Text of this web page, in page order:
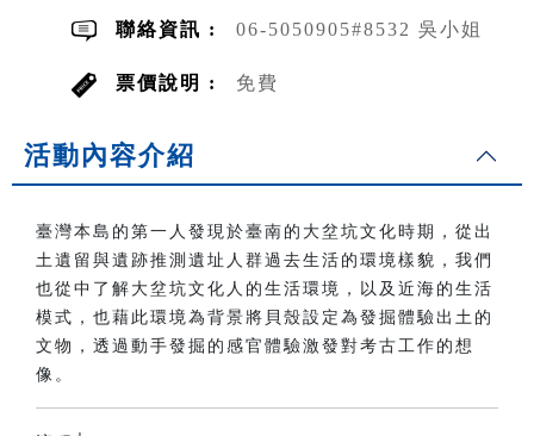
聯絡資訊 : 06-5050905#8532 吳小姐
票價說明 : 免費
活動內容介紹
臺灣本島的第一人發現於臺南的大坌坑文化時期，從出
土遺留與遺跡推測遺址人群過去生活的環境樣貌，我們
也從中了解大坌坑文化人的生活環境，以及近海的生活
模式，也藉此環境為背景將貝殼設定為發掘體驗出土的
文物，透過動手發掘的感官體驗激發對考古工作的想
像。